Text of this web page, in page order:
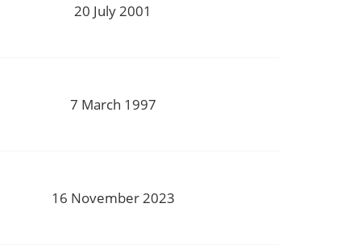
20 July 2001
7 March 1997
16 November 2023